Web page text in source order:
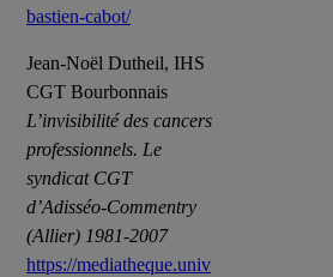
bastien-cabot/
Jean-Noël Dutheil, IHS
CGT Bourbonnais
L’invisibilité des cancers
professionnels. Le
syndicat CGT
d’Adisséo-Commentry
(Allier) 1981-2007
https://mediatheque.univ